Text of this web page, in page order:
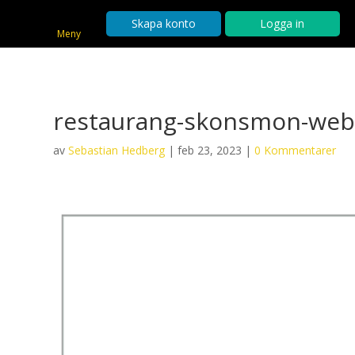
Meny
Skapa konto Logga in
restaurang-skonsmon-web
avSebastian Hedberg |feb 23, 2023 |0 Kommentarer